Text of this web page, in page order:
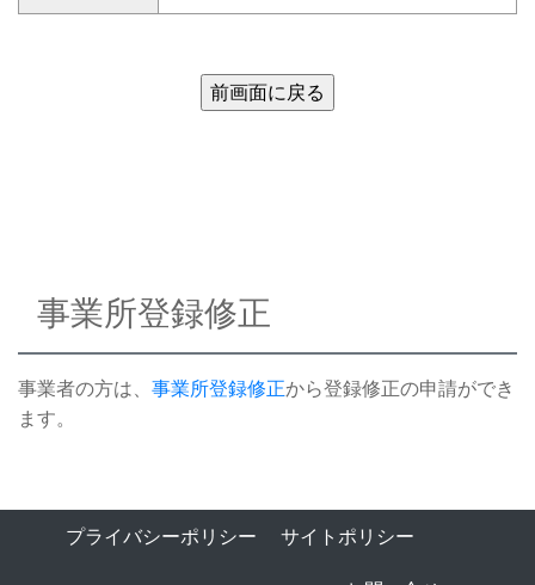
事業所登録修正
事業者の方は、 事業所登録修正から登録修正の申請ができ
ます。
プライバシーポリシー サイトポリシー